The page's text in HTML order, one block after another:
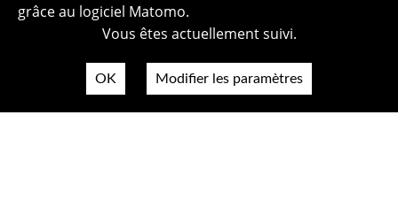
grâce au logiciel Matomo.
Vous êtes actuellement suivi.
OK Modifier les paramètres